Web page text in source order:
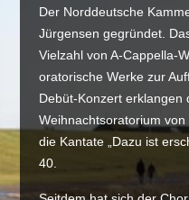
Der Norddeutsche
Jürgensen gegründet.
Vielzahl von A-Cappella-
oratorische Werke zur
Debüt-Konzert erklangen
Weihnachtsoratorium
die Kantate „Dazu ist
40.